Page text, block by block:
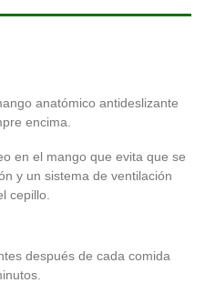
anatómico antideslizante
encima.
en el mango que evita que se
y un sistema de ventilación
cepillo.
después de cada comida